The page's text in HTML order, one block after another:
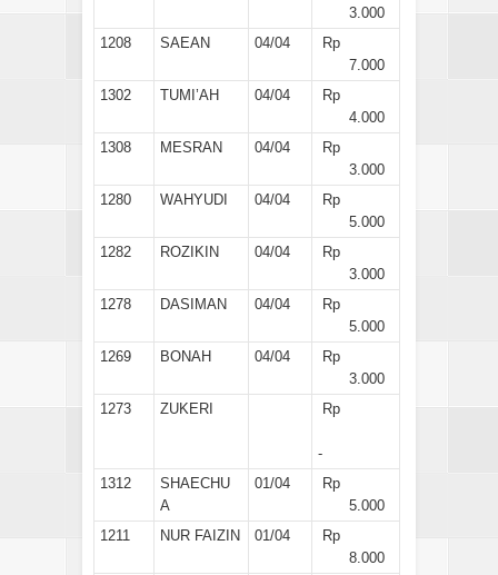
3.000
1208
SAEAN 04/04
Rp
7.000
1302
TUMI’AH 04/04
Rp
4.000
1308
MESRAN 04/04
Rp
3.000
1280
WAHYUDI 04/04
Rp
5.000
1282
ROZIKIN 04/04
Rp
3.000
1278
DASIMAN 04/04
Rp
5.000
1269
BONAH 04/04
Rp
3.000
1273
ZUKERI Rp
-
1312
SHAECHU
A
01/04
Rp
5.000
1211
NUR FAIZIN 01/04
Rp
8.000